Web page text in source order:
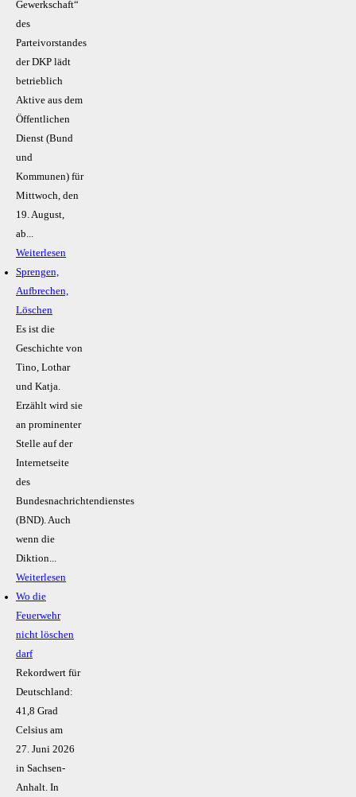
Gewerkschaft“
des
Parteivorstandes
der DKP lädt
betrieblich
Aktive aus dem
Öffentlichen
Dienst (Bund
und
Kommunen) für
Mittwoch, den
19. August,
ab...
Weiterlesen
Sprengen,
Aufbrechen,
Löschen
Es ist die
Geschichte von
Tino, Lothar
und Katja.
Erzählt wird sie
an prominenter
Stelle auf der
Internetseite
des
Bundesnachrichtendienstes
(BND). Auch
wenn die
Diktion...
Weiterlesen
Wo die
Feuerwehr
nicht löschen
darf
Rekordwert für
Deutschland:
41,8 Grad
Celsius am
27. Juni 2026
in Sachsen-
Anhalt. In